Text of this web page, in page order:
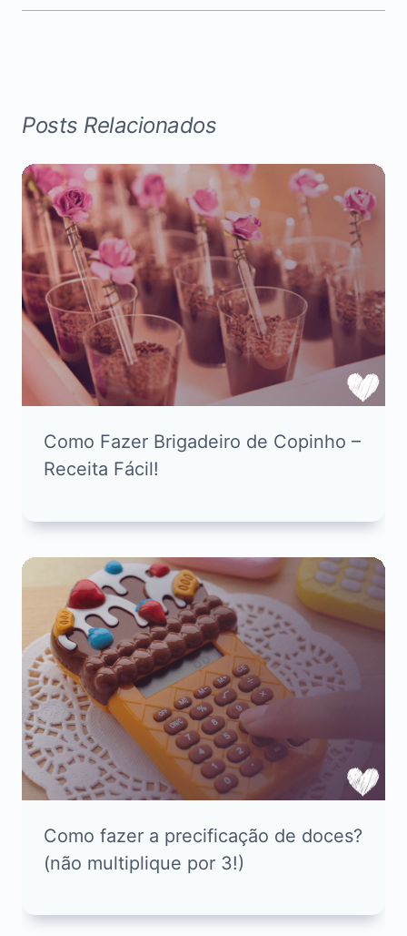
Posts Relacionados
Como Fazer Brigadeiro de Copinho –
Receita Fácil!
Como fazer a precificação de doces?
(não multiplique por 3!)